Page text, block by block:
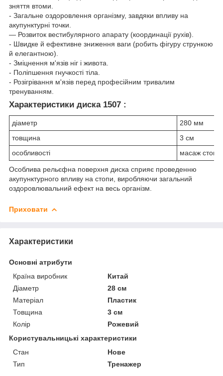
зняття втоми.
- Загальне оздоровлення організму, завдяки впливу на
акупунктурні точки.
— Розвиток вестибулярного апарату (координації рухів).
- Швидке й ефективне зниження ваги (робить фігуру стрункою
й елегантною).
- Зміцнення м'язів ніг і живота.
- Поліпшення гнучкості тіла.
- Розігрівання м'язів перед професійним тривалим
тренуванням.
Характеристики диска 1507 :
діаметр
280 мм
товщина
3 см
особливості
масаж стоп
Особлива рельєфна поверхня диска сприяє проведенню
акупунктурного впливу на стопи, виробляючи загальний
оздоровлювальний ефект на весь організм.
Приховати
Характеристики
Основні атрибути
Країна виробник
Китай
Діаметр
28 см
Матеріал
Пластик
Товщина
3 см
Колір
Рожевий
Користувальницькі характеристики
Стан
Нове
Тип
Тренажер